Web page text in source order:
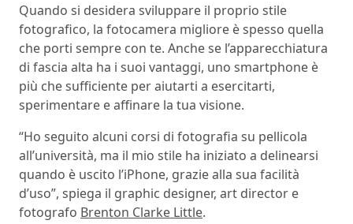
Quando si desidera sviluppare il proprio stile
fotografico, la fotocamera migliore è spesso quella
che porti sempre con te. Anche se l’apparecchiatura
di fascia alta ha i suoi vantaggi, uno smartphone è
più che sufficiente per aiutarti a esercitarti,
sperimentare e affinare la tua visione.
“Ho seguito alcuni corsi di fotografia su pellicola
all’università, ma il mio stile ha iniziato a delinearsi
quando è uscito l’iPhone, grazie alla sua facilità
d’uso”, spiega il graphic designer, art director e
fotografo Brenton Clarke Little.